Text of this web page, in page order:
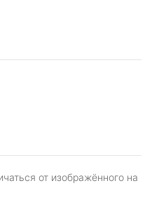
от изображённого на